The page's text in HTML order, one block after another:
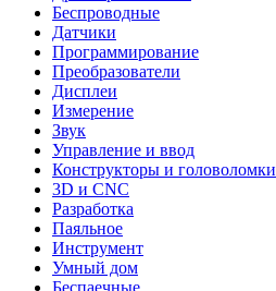
Беспроводные
Датчики
Программирование
Преобразователи
Дисплеи
Измерение
Звук
Управление и ввод
Конструкторы и головоломки
3D и CNC
Разработка
Паяльное
Инструмент
Умный дом
Беспаечные